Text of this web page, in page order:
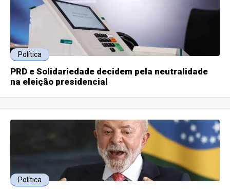
Política
PRD e Solidariedade decidem pela neutralidade
na eleição presidencial
Política